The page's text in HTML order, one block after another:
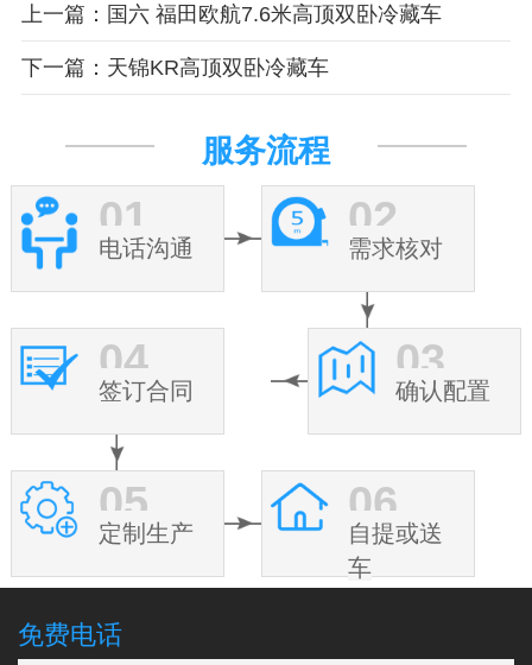
上一篇：国六 福田欧航7.6米高顶双卧冷藏车
下一篇：天锦KR高顶双卧冷藏车
服务流程
01
电话沟通
02
需求核对
03
确认配置
04
签订合同
05
定制生产
06
自提或送
车
免费电话